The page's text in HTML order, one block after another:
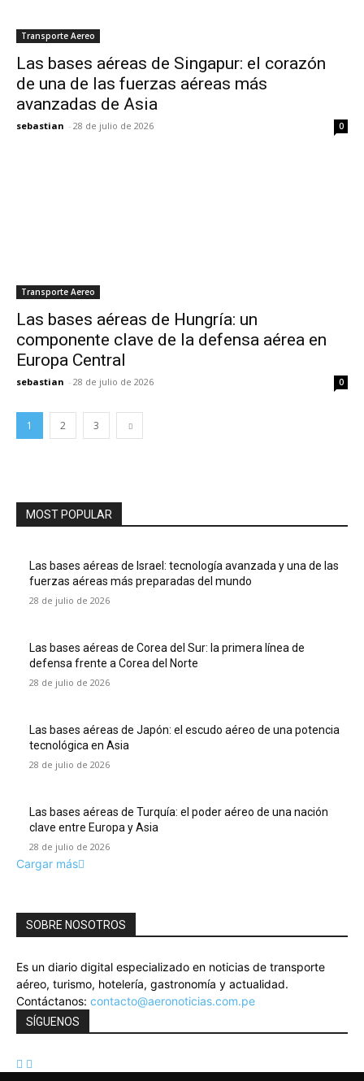
Transporte Aereo
Las bases aéreas de Singapur: el corazón
de una de las fuerzas aéreas más
avanzadas de Asia
sebastian - 28 de julio de 2026 0
Transporte Aereo
Las bases aéreas de Hungría: un
componente clave de la defensa aérea en
Europa Central
sebastian - 28 de julio de 2026 0
1 2 3
MOST POPULAR
Las bases aéreas de Israel: tecnología avanzada y una de las
fuerzas aéreas más preparadas del mundo
28 de julio de 2026
Las bases aéreas de Corea del Sur: la primera línea de
defensa frente a Corea del Norte
28 de julio de 2026
Las bases aéreas de Japón: el escudo aéreo de una potencia
tecnológica en Asia
28 de julio de 2026
Las bases aéreas de Turquía: el poder aéreo de una nación
clave entre Europa y Asia
28 de julio de 2026
Cargar más
SOBRE NOSOTROS
Es un diario digital especializado en noticias de transporte
aéreo, turismo, hotelería, gastronomía y actualidad.
Contáctanos: contacto@aeronoticias.com.pe
SÍGUENOS